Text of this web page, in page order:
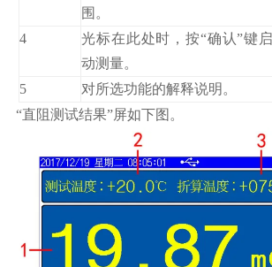
围。
4
光标在此处时，按“确认”键启
动测量。
5
对所选功能的解释说明。
“直阻测试结果”屏如下图。